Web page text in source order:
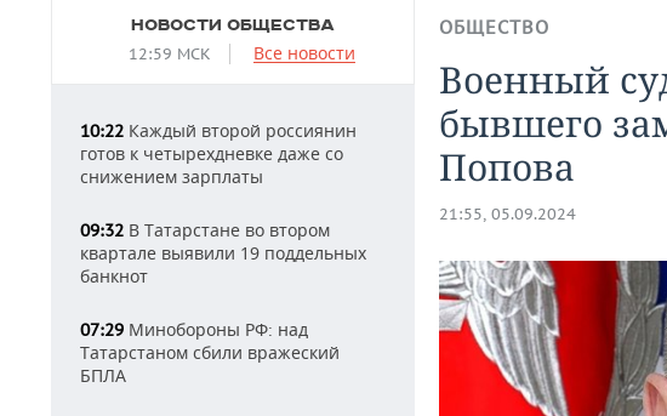
НОВОСТИ ОБЩЕСТВА
12:59 МСК Все новости
10:22 Каждый второй россиянин
готов к четырехдневке даже со
снижением зарплаты
09:32 В Татарстане во втором
квартале выявили 19 поддельных
банкнот
07:29 Минобороны РФ: над
Татарстаном сбили вражеский
БПЛА
ОБЩЕСТВО
Военный
бывшего
Попова
21:55, 05.09.2024